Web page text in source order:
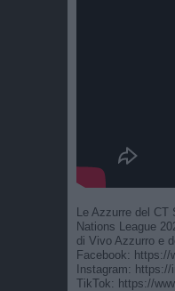
Le Azzurre del
Nations League
di Vivo Azzurro e
Facebook: https://
Instagram:
TikTok: https://